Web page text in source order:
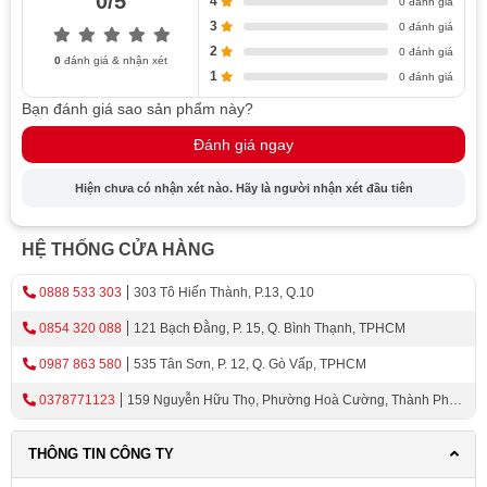
Phụ kiện tùy
chọn
Có
0đánh giá & nhận xét
3 0 đánh giá
2 0 đánh giá
1 0 đánh giá
Bạn đánh giá sao sản phẩm này?
Đánh giá ngay
Hiện chưa có nhận xét nào. Hãy là người nhận xét đầu tiên
HỆ THỐNG CỬA HÀNG
0888 533 303 303 Tô Hiến Thành, P.13, Q.10
0854 320 088 121 Bạch Đằng, P. 15, Q. Bình Thạnh, TPHCM
0987 863 580 535 Tân Sơn, P. 12, Q. Gò Vấp, TPHCM
0378771123
159 Nguyễn Hữu Thọ, Phường Hoà Cường, Thành Phố
THÔNG TIN CÔNG TY